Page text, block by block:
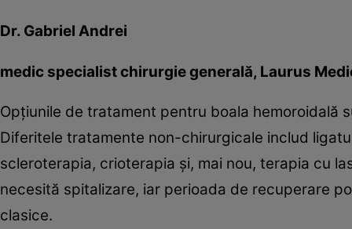
Dr. Gabriel Andrei
medic specialist chirurgie generală, Laurus
Opţiunile de tratament pentru boala hemoroidală
Diferitele tratamente non-chirurgicale includ
scleroterapia, crioterapia şi, mai nou, terapia cu
necesită spitalizare, iar perioada de recuperare
clasice.